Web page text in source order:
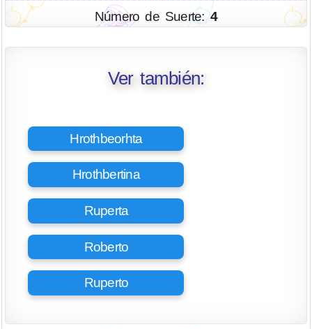
Número de Suerte:4
Ver también:
Hrothbeorhta
Hrothbertina
Ruperta
Roberto
Ruperto